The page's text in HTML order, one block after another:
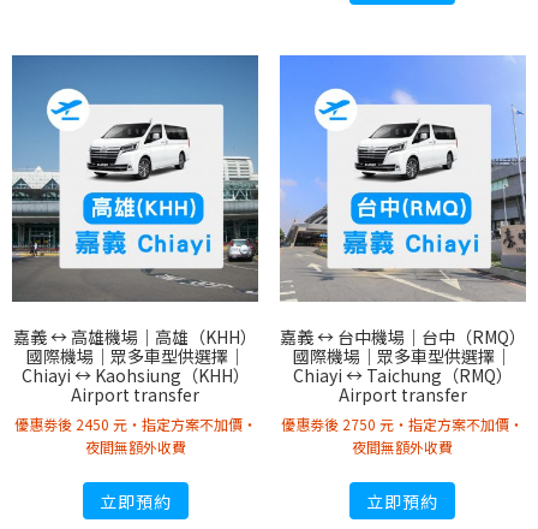
嘉義 ↔︎ 高雄機場｜高雄（KHH）
國際機場｜眾多車型供選擇｜
Chiayi ↔︎ Kaohsiung（KHH）
Airport transfer
優惠劵後 2450 元・指定方案不加價・
夜間無額外收費
立即預約
嘉義 ↔︎ 台中機場｜台中（RMQ）
國際機場｜眾多車型供選擇｜
Chiayi ↔︎ Taichung（RMQ）
Airport transfer
優惠劵後 2750 元・指定方案不加價・
夜間無額外收費
立即預約